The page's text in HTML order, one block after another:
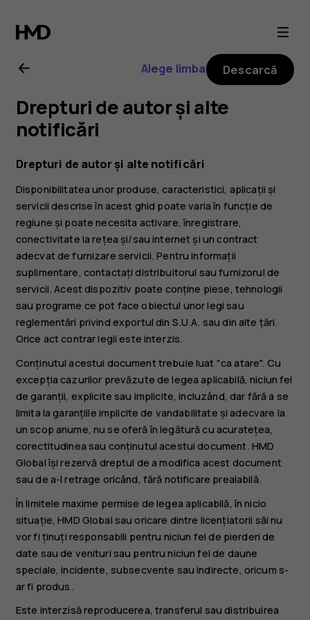
Ghid
de
utilizare
Nokia
G42
5G
Alege limba Descarcă
Drepturi de autor și alte
notificări
Drepturi de autor și alte notificări
Disponibilitatea unor produse, caracteristici, aplicații și
servicii descrise în acest ghid poate varia în funcție de
regiune și poate necesita activare, înregistrare,
conectivitate la rețea și/sau internet și un contract
adecvat de furnizare servicii. Pentru informații
suplimentare, contactați distribuitorul sau furnizorul de
servicii. Acest dispozitiv poate conține piese, tehnologii
sau programe ce pot face obiectul unor legi sau
reglementări privind exportul din S.U.A. sau din alte țări.
Orice act contrar legii este interzis.
Conținutul acestui document trebuie luat "ca atare". Cu
excepția cazurilor prevăzute de legea aplicabilă, niciun fel
de garanții, explicite sau implicite, incluzând, dar fără a se
limita la garanțiile implicite de vandabilitate și adecvare la
un scop anume, nu se oferă în legătură cu acuratețea,
corectitudinea sau conținutul acestui document. HMD
Global își rezervă dreptul de a modifica acest document
sau de a-l retrage oricând, fără notificare prealabilă.
În limitele maxime permise de legea aplicabilă, în nicio
situație, HMD Global sau oricare dintre licențiatorii săi nu
vor fi ținuți responsabili pentru niciun fel de pierderi de
date sau de venituri sau pentru niciun fel de daune
speciale, incidente, subsecvente sau indirecte, oricum s-
ar fi produs.
Este interzisă reproducerea, transferul sau distribuirea